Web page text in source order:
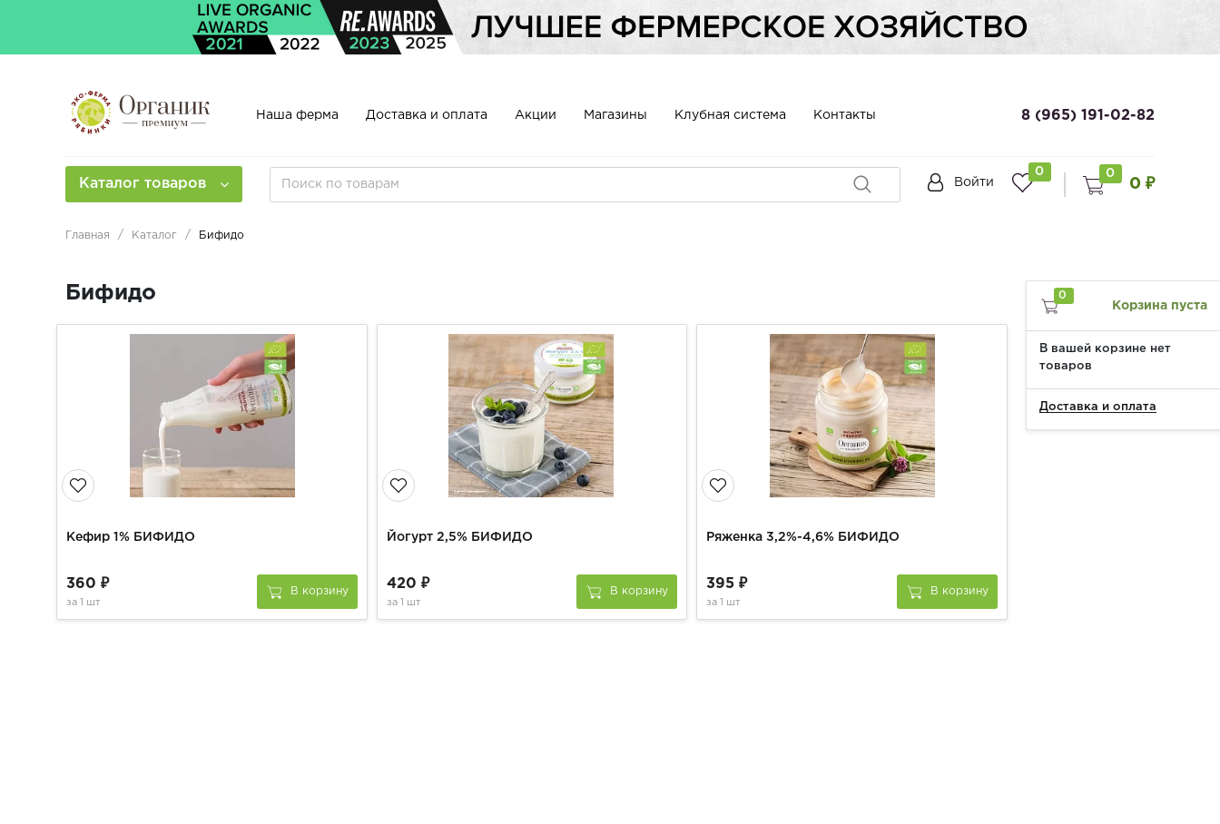
Наша ферма Доставка и оплата Акции Магазины Клубная система Контакты 8 (965) 191-02-82
Каталог товаров Войти
0 0
0 ₽
Главная Каталог Бифидо
Бифидо
Кефир 1% БИФИДО
360 ₽
за 1 шт
В корзину
Йогурт 2,5% БИФИДО
420 ₽
за 1 шт
В корзину
Ряженка 3,2%-4,6% БИФИДО
395 ₽
за 1 шт
В корзину
0
Корзина пуста
В вашей корзине нет
товаров
Доставка и оплата